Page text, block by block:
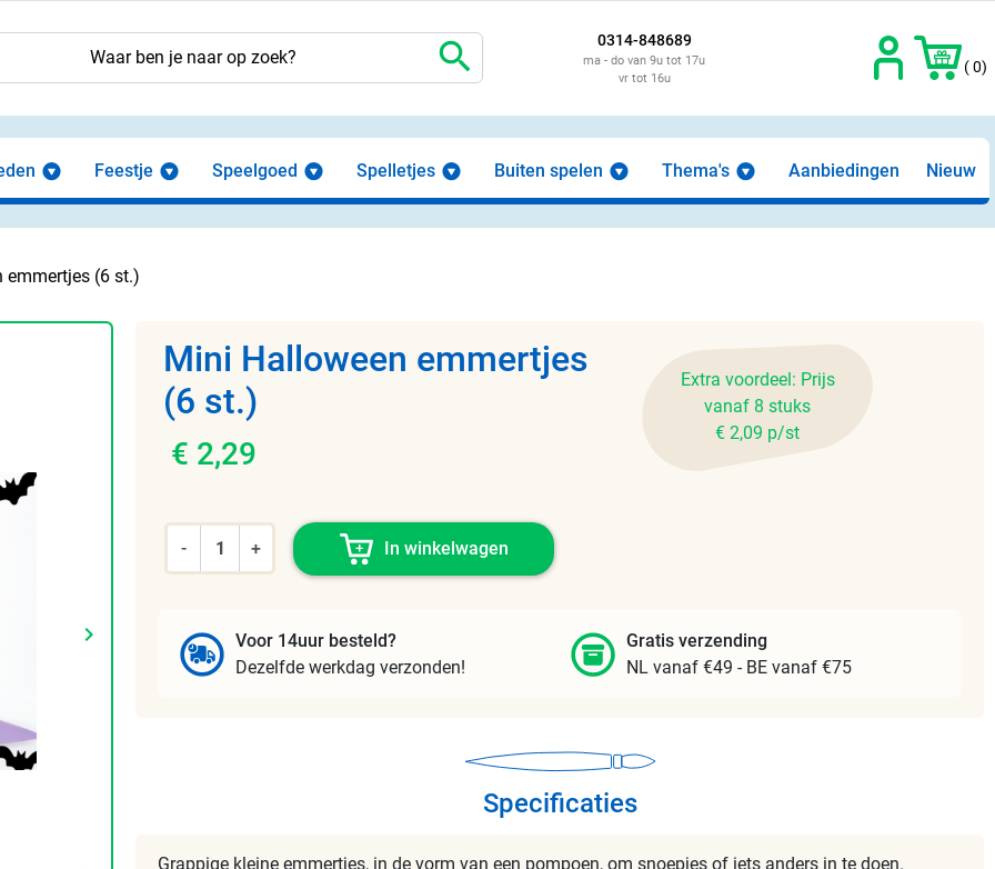
search 0314-848689
ma - do van 9u tot 17u
vr tot 16u
( 0)
Feestje Speelgoed Spelletjes Buiten spelen Thema's Aanbiedingen Nieuw
emmertjes (6 st.)
Volgende
keyboard_arrow_right
Mini Halloween emmertjes
(6 st.)
€ 2,29
Extra voordeel: Prijs
vanaf 8 stuks
€ 2,09 p/st
- + In winkelwagen
Voor 14uur besteld?
Dezelfde werkdag verzonden!
Gratis verzending
NL vanaf €49 - BE vanaf €75
Specificaties
Grappige kleine emmertjes, in de vorm van een pompoen, om snoepjes of iets anders in te doen.